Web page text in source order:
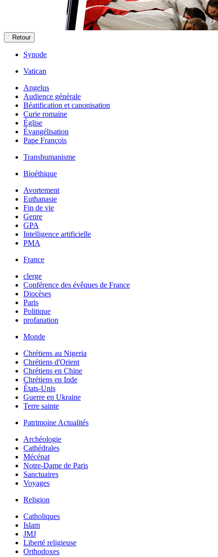
Retour
Synode
Vatican
Angelus
Audience générale
Béatification et canonisation
Curie romaine
Église
Évangélisation
Pape François
Transhumanisme
Bioéthique
Avortement
Euthanasie
Fin de vie
Genre
GPA
Intelligence artificielle
PMA
France
clerge
Conférence des évêques de France
Diocèses
Paris
Politique
profanation
Monde
Chrétiens au Nigeria
Chrétiens d'Orient
Chrétiens en Chine
Chrétiens en Inde
États-Unis
Guerre en Ukraine
Terre sainte
Patrimoine Actualités
Archéologie
Cathédrales
Mécénat
Notre-Dame de Paris
Sanctuaires
Voyages
Religion
Catholiques
Islam
JMJ
Liberté religieuse
Orthodoxes